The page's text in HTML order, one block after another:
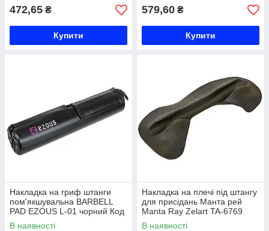
472,65 ₴
Купити
579,60 ₴
Купити
Накладка на гриф штанги
пом'якшувальна BARBELL
PAD EZOUS L-01 чорний Код
L-01
В наявності
Накладка на плечі під штангу
для присідань Манта рей
Manta Ray Zelart TA-6769
чорний Код TA-6769
В наявності